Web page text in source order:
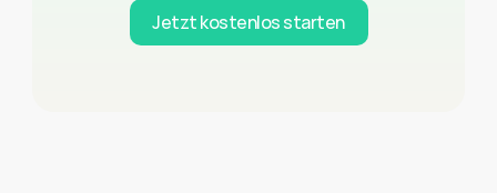
Jetzt kostenlos starten